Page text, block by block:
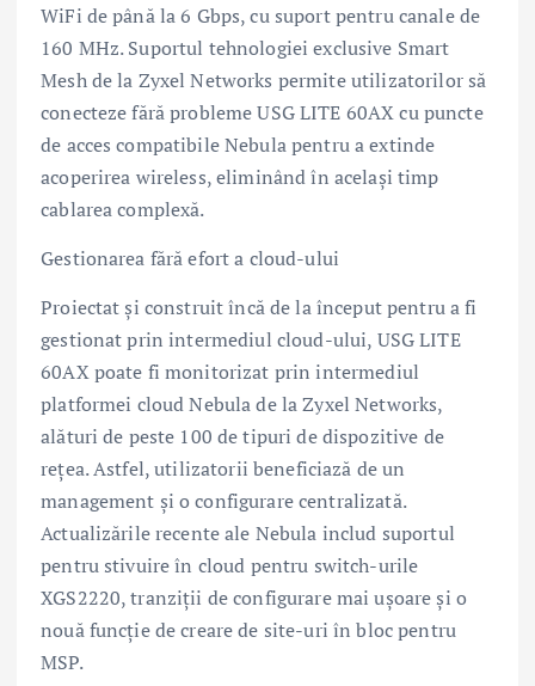
WiFi de până la 6 Gbps, cu suport pentru canale de
160 MHz. Suportul tehnologiei exclusive Smart
Mesh de la Zyxel Networks permite utilizatorilor să
conecteze fără probleme USG LITE 60AX cu puncte
de acces compatibile Nebula pentru a extinde
acoperirea wireless, eliminând în același timp
cablarea complexă.
Gestionarea fără efort a cloud-ului
Proiectat și construit încă de la început pentru a fi
gestionat prin intermediul cloud-ului, USG LITE
60AX poate fi monitorizat prin intermediul
platformei cloud Nebula de la Zyxel Networks,
alături de peste 100 de tipuri de dispozitive de
rețea. Astfel, utilizatorii beneficiază de un
management și o configurare centralizată.
Actualizările recente ale Nebula includ suportul
pentru stivuire în cloud pentru switch-urile
XGS2220, tranziții de configurare mai ușoare și o
nouă funcție de creare de site-uri în bloc pentru
MSP.